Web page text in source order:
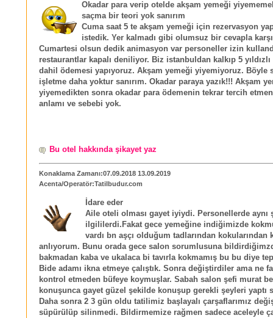
Okadar para verip otelde akşam yemeği
saçma bir teori yok sanırım
Cuma saat 5 te akşam yemeği için rezervasyon
istedik. Yer kalmadı gibi olumsuz bir cevapla
Cumartesi olsun dedik animasyon var personeller izin
restaurantlar kapalı deniliyor. Biz istanbuldan kalkıp 5
dahil ödemesi yapıyoruz. Akşam yemeği yiyemiyoruz. Böyle
işletme daha yoktur sanırım. Okadar paraya yazık!!! Akşam
yiyemedikten sonra okadar para ödemenin tekrar tercih
anlamı ve sebebi yok.
Bu otel hakkında şikayet yaz
Konaklama Zamanı:07.09.2018 13.09.2019
Acenta/Operatör:Tatilbudur.com
İdare eder
Aile oteli olması gayet iyiydi. Personellerde aynı
ilgililerdi.Fakat gece yemeğine indiğimizde
vardı bn aşçı olduğum tadlarından kokularından
anlıyorum. Bunu orada gece salon sorumlusuna
bakmadan kaba ve ukalaca bi tavırla kokmamış bu bu diye
Bide adamı ikna etmeye çalıştık. Sonra değiştirdiler ama ne
kontrol etmeden büfeye koymuşlar. Sabah salon şefi murat
konuşunca gayet güzel şekilde konuşup gerekli şeyleri yaptı
Daha sonra 2 3 gün oldu tatilimiz başlayalı çarşaflarımız
süpürülüp silinmedi. Bildirmemize rağmen sadece aceleyle